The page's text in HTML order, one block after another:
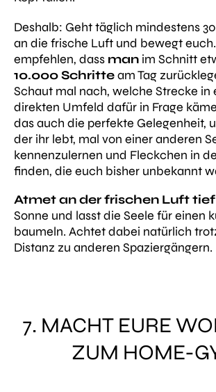
Deshalb: Geht täglich mindestens
an die frische Luft und bewegt
empfehlen, dass man im Schnitt
10.000Schritteam Tag
Schaut mal nach, welche Strecke in
direkten Umfeld dafür in Frage
das auch die perfekte Gelegenheit,
der ihr lebt, mal von einer anderen
kennenzulernen und Fleckchen in
finden, die euch bisher unbekannt
Atmet an der frischen Luft
Sonne und lasst die Seele für einen
baumeln. Achtet dabei natürlich
Distanz zu anderen Spaziergängern.
7. MACHT EURE
ZUM HOME-